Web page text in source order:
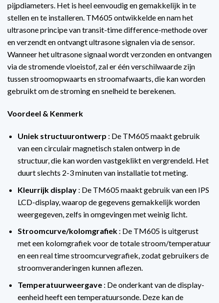
pijpdiameters. Het is heel eenvoudig en gemakkelijk in te
stellen en te installeren. TM605 ontwikkelde en nam het
ultrasone principe van transit-time difference-methode over
en verzendt en ontvangt ultrasone signalen via de sensor.
Wanneer het ultrasone signaal wordt verzonden en ontvangen
via de stromende vloeistof, zal er één verschilwaarde zijn
tussen stroomopwaarts en stroomafwaarts, die kan worden
gebruikt om de stroming en snelheid te berekenen.
Voordeel & Kenmerk
Uniek structuurontwerp : De TM605 maakt gebruik
van een circulair magnetisch stalen ontwerp in de
structuur, die kan worden vastgeklikt en vergrendeld. Het
duurt slechts 2-3 minuten van installatie tot meting.
Kleurrijk display: De TM605 maakt gebruik van een IPS
LCD-display, waarop de gegevens gemakkelijk worden
weergegeven, zelfs in omgevingen met weinig licht.
Stroomcurve/kolomgrafiek: De TM605 is uitgerust
met een kolomgrafiek voor de totale stroom/temperatuur
en een real time stroomcurvegrafiek, zodat gebruikers de
stroomveranderingen kunnen aflezen.
Temperatuurweergave: De onderkant van de display-
eenheid heeft een temperatuursonde. Deze kan de